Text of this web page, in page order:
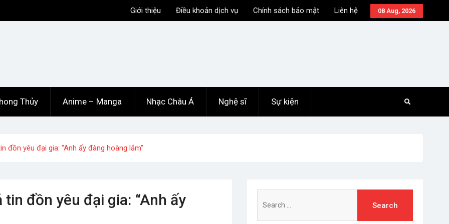
08 Aug, 2026
Giới thiệu Điều khoản dịch vụ Chính sách bảo mật Liên hệ
Thủy Anime – Manga Nhạc Châu Á Nghệ sĩ Sự kiện
đồn yêu đại gia: “Anh ấy đàng hoàng lắm”
đồn yêu đại gia: “Anh ấy
for: